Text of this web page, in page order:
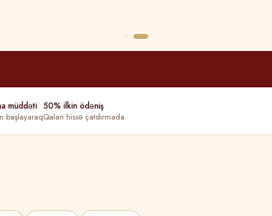
müddəti
başlayaraq
50% ilkin ödəniş
Qalan hissə çatdırmada